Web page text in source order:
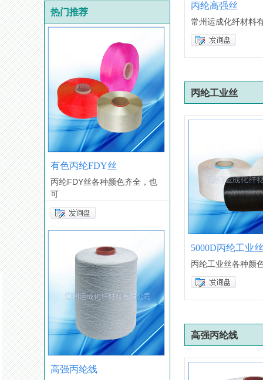
热门推荐
有色丙纶FDY丝
丙纶FDY丝各种颜色齐全，也
可
高强丙纶线
丙纶高强丝
常州运成化纤材料
丙纶工业丝
5000D丙纶工业丝
丙纶工业丝各种颜
高强丙纶线